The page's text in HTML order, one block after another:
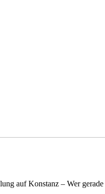
auf Konstanz – Wer